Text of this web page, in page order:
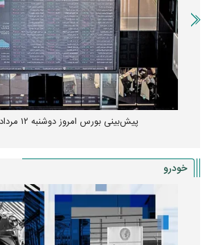
پیش‌بینی بورس امروز دوشنبه ۱۲ مرداد ماه ۱۴۰۵
خودرو